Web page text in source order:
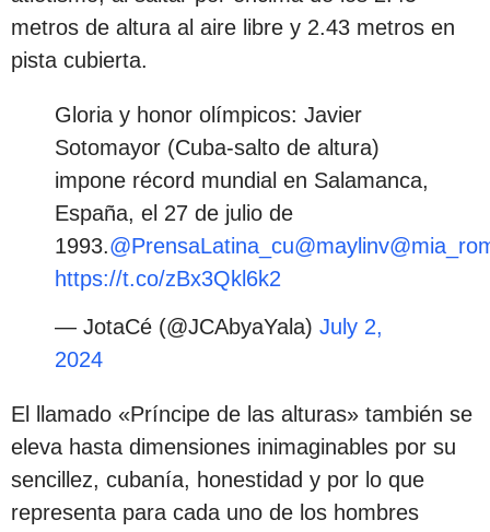
metros de altura al aire libre y 2.43 metros en
pista cubierta.
Gloria y honor olímpicos: Javier
Sotomayor (Cuba-salto de altura)
impone récord mundial en Salamanca,
España, el 27 de julio de
1993.@PrensaLatina_cu@maylinv
https://t.co/zBx3Qkl6k2
— JotaCé (@JCAbyaYala) July 2,
2024
El llamado «Príncipe de las alturas» también se
eleva hasta dimensiones inimaginables por su
sencillez, cubanía, honestidad y por lo que
representa para cada uno de los hombres